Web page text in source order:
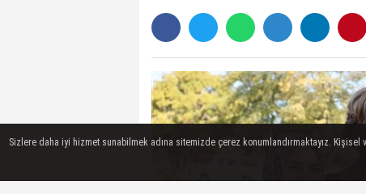
Sizlere daha iyi hizmet sunabilmek adına sitemizde çerez konumlandırmaktayız.